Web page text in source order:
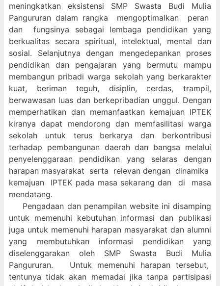
meningkatkan eksistensi SMP Swasta Budi Mulia
Pangururan dalam rangka mengoptimalkan peran
dan fungsinya sebagai lembaga pendidikan yang
berkualitas secara spiritual, intelektual, mental dan
sosial. Selanjutnya dengan mengedepankan proses
pendidikan dan pengajaran yang bermutu mampu
membangun pribadi warga sekolah yang berkarakter
kuat, beriman teguh, disiplin, cerdas, trampil,
berwawasan luas dan berkepribadian unggul. Dengan
memperhatikan dan memanfaatkan kemajuan IPTEK
kiranya dapat mendorong dan memfasilitasi warga
sekolah untuk terus berkarya dan berkontribusi
terhadap pembangunan daerah dan bangsa melalui
penyelenggaraan pendidikan yang selaras dengan
harapan masyarakat serta relevan dengan dinamika
kemajuan IPTEK pada masa sekarang dan di masa
mendatang.
Pengadaan dan penampilan website ini disamping
untuk memenuhi kebutuhan informasi dan publikasi
juga untuk memenuhi harapan masyarakat dan alumni
yang membutuhkan informasi pendidikan yang
diselenggarakan oleh SMP Swasta Budi Mulia
Pangururan. Untuk memenuhi harapan tersebut,
tentunya tidak akan memadai jika tanpa partisipasi